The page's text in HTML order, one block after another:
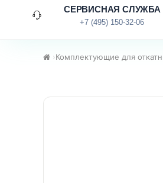
СЕРВИСНАЯ СЛУЖБА
+7 (495) 150-32-06
›Комплектующие для